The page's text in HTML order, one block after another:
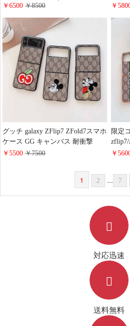
型 スライドタイプ アイフォーン
納 chanel galaxy s26/s26plusケース
レザー レデイース 人気 google
pixel スマホケースお 揃い
￥6500￥8500
ス
ース
￥
グッチ galaxy ZFlip7 ZFold7スマホ
ケース GG キャンバス 耐衝撃
GUCCI ギャラクシー ZFold 6/5/4
Galaxy フリップ 6/5/4 折りたたみ
ケース おしゃれ 送料無料
￥5500￥7500
限定
レザ
耐衝
￥
1 2 ... 7
対応迅速
送料無料